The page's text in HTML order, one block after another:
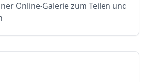
Online-Galerie zum Teilen und